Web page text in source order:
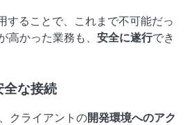
することで、これまで不可能だっ
高かった業務も、 安全に遂行でき
な接続
クライアントの開発環境へのアク